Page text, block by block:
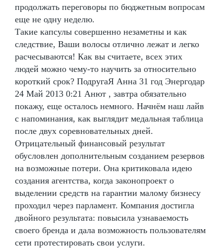
продолжать переговоры по бюджетным вопросам
еще не одну неделю.
Такие капсулы совершенно незаметны и как
следствие, Ваши волосы отлично лежат и легко
расчесываются! Как вы считаете, всех этих
людей можно чему-то научить за относительно
короткий срок? ПодругаЯ Анна 31 год Энергодар
24 Май 2013 0:21 Анют , завтра обязательно
покажу, еще осталось немного. Начнём наш лайв
с напоминания, как выглядит медальная таблица
после двух соревновательных дней.
Отрицательный финансовый результат
обусловлен дополнительным созданием резервов
на возможные потери. Она критиковала идею
создания агентства, когда законопроект о
выделении средств на гарантии малому бизнесу
проходил через парламент. Компания достигла
двойного результата: повысила узнаваемость
своего бренда и дала возможность пользователям
сети протестировать свои услуги.